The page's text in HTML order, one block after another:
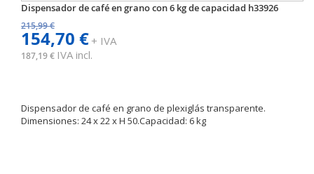
Dispensador de café en grano con 6 kg de capacidad h33926
215,99 €
154,70 €+ IVA
187,19 € IVA incl.
Dispensador de café en grano de plexiglás transparente.
Dimensiones: 24 x 22 x H 50.Capacidad: 6 kg